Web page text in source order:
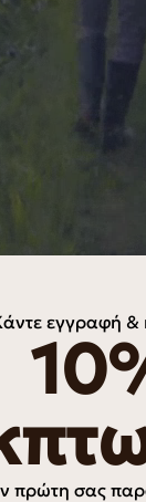
using clean
εγγραφή &
πρώτη σας